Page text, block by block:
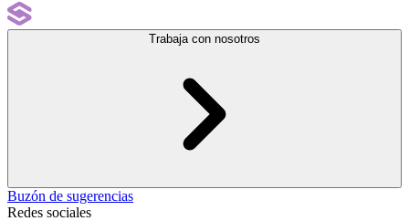
Trabaja con nosotros
Buzón de sugerencias
Redes sociales